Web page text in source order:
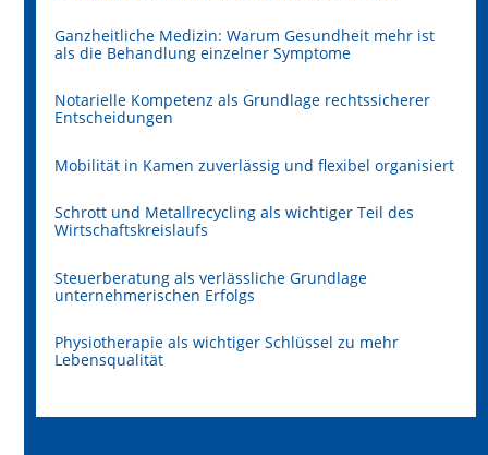
Ganzheitliche Medizin: Warum Gesundheit mehr ist
als die Behandlung einzelner Symptome
Notarielle Kompetenz als Grundlage rechtssicherer
Entscheidungen
Mobilität in Kamen zuverlässig und flexibel organisiert
Schrott und Metallrecycling als wichtiger Teil des
Wirtschaftskreislaufs
Steuerberatung als verlässliche Grundlage
unternehmerischen Erfolgs
Physiotherapie als wichtiger Schlüssel zu mehr
Lebensqualität